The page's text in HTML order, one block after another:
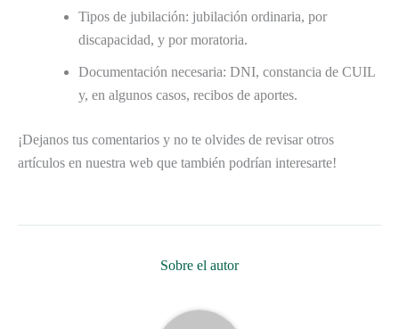
Tipos de jubilación: jubilación ordinaria, por
discapacidad, y por moratoria.
Documentación necesaria: DNI, constancia de CUIL
y, en algunos casos, recibos de aportes.
¡Dejanos tus comentarios y no te olvides de revisar otros
artículos en nuestra web que también podrían interesarte!
Sobre el autor